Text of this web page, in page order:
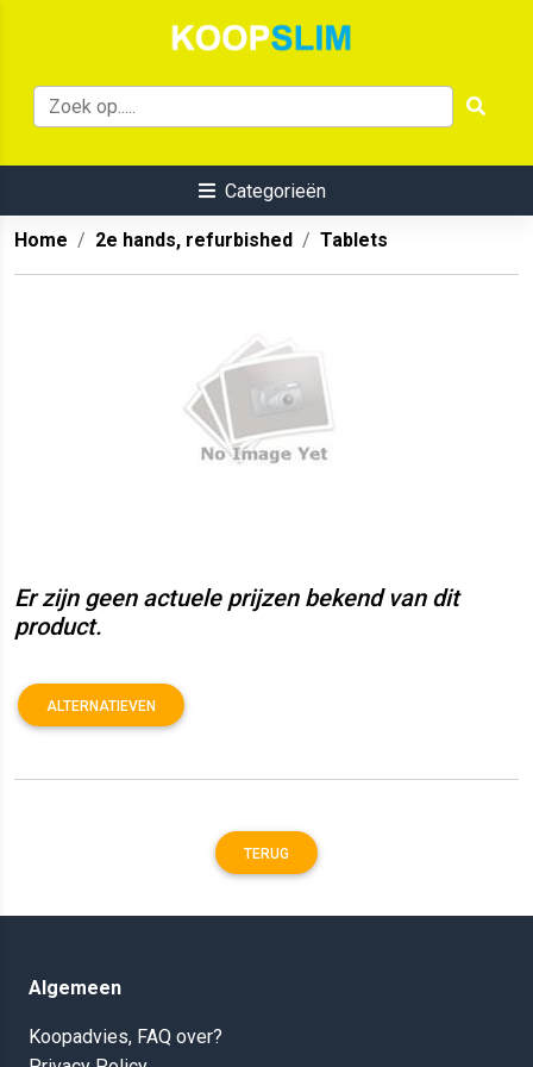
Categorieën
Home 2e hands, refurbished Tablets
Er zijn geen actuele prijzen bekend van dit
product.
ALTERNATIEVEN
TERUG
Algemeen
Koopadvies, FAQ over?